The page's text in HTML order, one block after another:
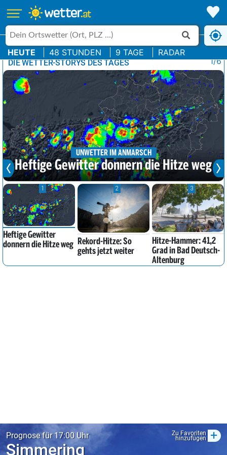
HEUTE 48 STUNDEN 9 TAGE RADAR
DIE WETTER-STORYS DES TAGES
UNWETTER IM ANMARSCH
Heftige Gewitter donnern die Hitze weg
1
Heftige Gewitter
donnern die Hitze weg
2
Rekord-Hitze: So
gehts jetzt weiter
3
Hitze-Hammer: 41,2
Grad in Bad Deutsch-
Altenburg
1/6
Prognose für 17:00 Uhr Zu Favoriten
hinzufügen +
Simmering